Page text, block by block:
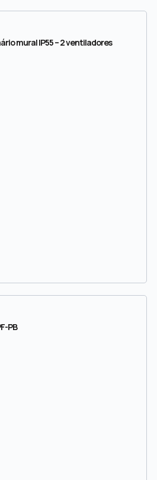
mural IP55 – 2 ventiladores
PB